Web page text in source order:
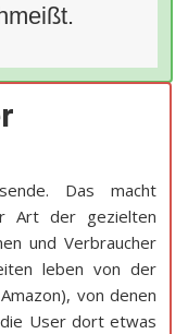
Das macht
Art der gezielten
und Verbraucher
leben von der
von denen
User dort etwas